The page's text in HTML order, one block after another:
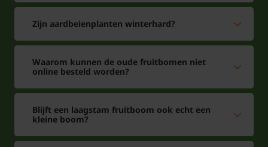
Zijn aardbeienplanten winterhard?
Waarom kunnen de oude fruitbomen niet
online besteld worden?
Blijft een laagstam fruitboom ook echt een
kleine boom?